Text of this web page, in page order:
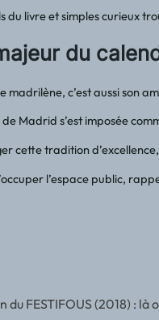
du livre et simples curieux
du
c’est aussi son
de Madrid s’est imposée
cette tradition
l’espace public,
FESTIFOUS (2018) :